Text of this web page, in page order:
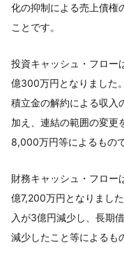
化の抑制による売上債権
ことです。
投資キャッシュ・フロー
億300万円となりました
積立金の解約による収入
加え、連結の範囲の変更
8,000万円等によるもので
財務キャッシュ・フロ
億7,200万円となりまし
入が3億円減少し、長期
減少したこと等によるも